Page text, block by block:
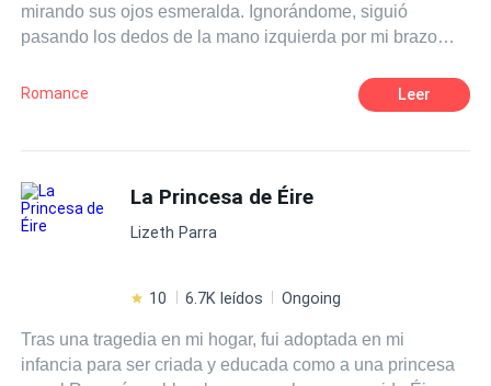
mirando sus ojos esmeralda. Ignorándome, siguió
pasando los dedos de la mano izquierda por mi brazo
qué no puedo?" Susurró con voz ronca en mi oído. Su
rostro estaba tan cerca del mío y podía sentir su
Cuando estaba a punto de mover su mano más hacia
abajo, lo empujé gritando "Suéltame". Dio su sonrisa
arrogante y siguió avanzando. Cuando estaba a punto de
acercó a él. Puse mis manos en su pecho diciendo “¡H-
Romance Leer
La Princesa de Éire
Lizeth Parra
10 6.7K leídos Ongoing
Tras una tragedia en mi hogar, fui adoptada en mi
infancia para ser criada y educada como a una princesa